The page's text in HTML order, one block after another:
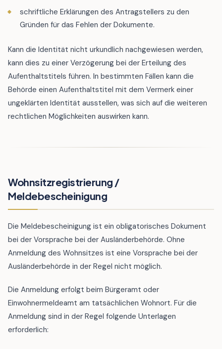
schriftliche Erklärungen des Antragstellers zu den
Gründen für das Fehlen der Dokumente.
Kann die Identität nicht urkundlich nachgewiesen werden,
kann dies zu einer Verzögerung bei der Erteilung des
Aufenthaltstitels führen. In bestimmten Fällen kann die
Behörde einen Aufenthaltstitel mit dem Vermerk einer
ungeklärten Identität ausstellen, was sich auf die weiteren
rechtlichen Möglichkeiten auswirken kann.
Wohnsitzregistrierung /
Meldebescheinigung
Die Meldebescheinigung ist ein obligatorisches Dokument
bei der Vorsprache bei der Ausländerbehörde. Ohne
Anmeldung des Wohnsitzes ist eine Vorsprache bei der
Ausländerbehörde in der Regel nicht möglich.
Die Anmeldung erfolgt beim Bürgeramt oder
Einwohnermeldeamt am tatsächlichen Wohnort. Für die
Anmeldung sind in der Regel folgende Unterlagen
erforderlich: